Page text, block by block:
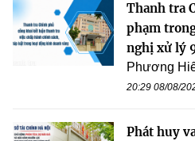
Thanh tra
phạm
nghị xử lý
Phương
20:29 08/08/
Phát huy